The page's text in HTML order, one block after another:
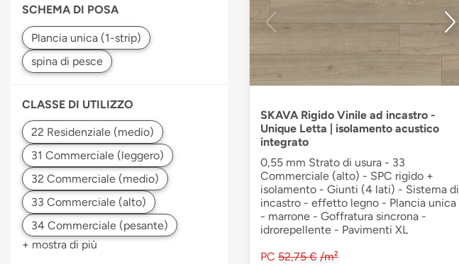
SCHEMA DI POSA
CLASSE DI UTILIZZO
+ mostra di più
SKAVA Rigido Vinile ad incastro -
Unique Letta | isolamento acustico
integrato
0,55 mm Strato di usura - 33
Commerciale (alto) - SPC rigido +
isolamento - Giunti (4 lati) - Sistema di
incastro - effetto legno - Plancia unica
- marrone - Goffratura sincrona -
idrorepellente - Pavimenti XL
PC 52,75 € /m²